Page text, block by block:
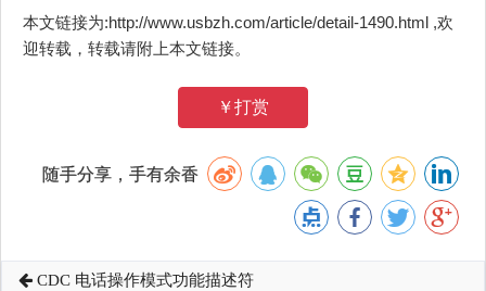
本文链接为:http://www.usbzh.com/article/detail-1490.html ,欢
迎转载，转载请附上本文链接。
￥打赏
随手分享，手有余香
CDC 电话操作模式功能描述符